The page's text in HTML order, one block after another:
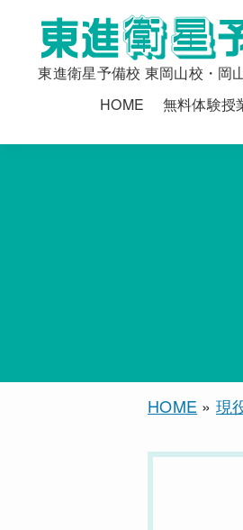
東進衛星予備校 東岡山校・岡
HOME
無料体験授
HOME »現